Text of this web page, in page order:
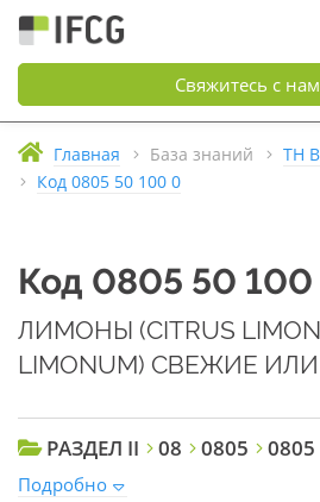
Свяжитесь с
Главная База знаний
ТН
Код 0805 50 100 0
Код 0805 50
ЛИМОНЫ (CITRUS
LIMONUM) СВЕЖИЕ
РАЗДЕЛ II 08 0805 0805
Подробно